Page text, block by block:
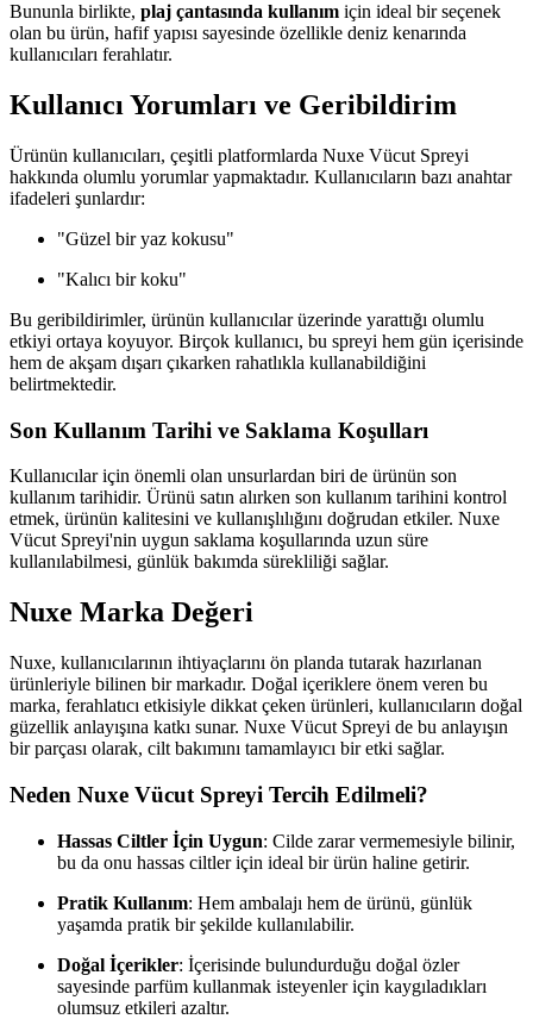
Bununla birlikte, plaj çantasında kullanım için ideal bir seçenek
olan bu ürün, hafif yapısı sayesinde özellikle deniz kenarında
kullanıcıları ferahlatır.
Kullanıcı Yorumları ve Geribildirim
Ürünün kullanıcıları, çeşitli platformlarda Nuxe Vücut Spreyi
hakkında olumlu yorumlar yapmaktadır. Kullanıcıların bazı anahtar
ifadeleri şunlardır:
"Güzel bir yaz kokusu"
"Kalıcı bir koku"
Bu geribildirimler, ürünün kullanıcılar üzerinde yarattığı olumlu
etkiyi ortaya koyuyor. Birçok kullanıcı, bu spreyi hem gün içerisinde
hem de akşam dışarı çıkarken rahatlıkla kullanabildiğini
belirtmektedir.
Son Kullanım Tarihi ve Saklama Koşulları
Kullanıcılar için önemli olan unsurlardan biri de ürünün son
kullanım tarihidir. Ürünü satın alırken son kullanım tarihini kontrol
etmek, ürünün kalitesini ve kullanışlılığını doğrudan etkiler. Nuxe
Vücut Spreyi'nin uygun saklama koşullarında uzun süre
kullanılabilmesi, günlük bakımda sürekliliği sağlar.
Nuxe Marka Değeri
Nuxe, kullanıcılarının ihtiyaçlarını ön planda tutarak hazırlanan
ürünleriyle bilinen bir markadır. Doğal içeriklere önem veren bu
marka, ferahlatıcı etkisiyle dikkat çeken ürünleri, kullanıcıların doğal
güzellik anlayışına katkı sunar. Nuxe Vücut Spreyi de bu anlayışın
bir parçası olarak, cilt bakımını tamamlayıcı bir etki sağlar.
Neden Nuxe Vücut Spreyi Tercih Edilmeli?
Hassas Ciltler İçin Uygun: Cilde zarar vermemesiyle bilinir,
bu da onu hassas ciltler için ideal bir ürün haline getirir.
Pratik Kullanım: Hem ambalajı hem de ürünü, günlük
yaşamda pratik bir şekilde kullanılabilir.
Doğal İçerikler: İçerisinde bulundurduğu doğal özler
sayesinde parfüm kullanmak isteyenler için kaygıladıkları
olumsuz etkileri azaltır.